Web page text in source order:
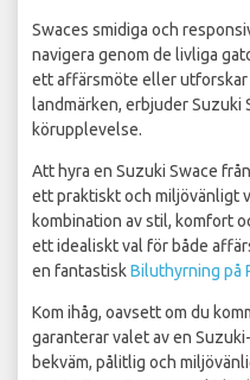
Swaces smidiga och
navigera genom de livliga
ett affärsmöte eller utforskar
landmärken, erbjuder Suzuki
körupplevelse.
Att hyra en Suzuki Swace från
ett praktiskt och miljövänligt
kombination av stil, komfort
ett idealiskt val för både
en fantastiskBiluthyrning på
Kom ihåg, oavsett om du
garanterar valet av en
bekväm, pålitlig och